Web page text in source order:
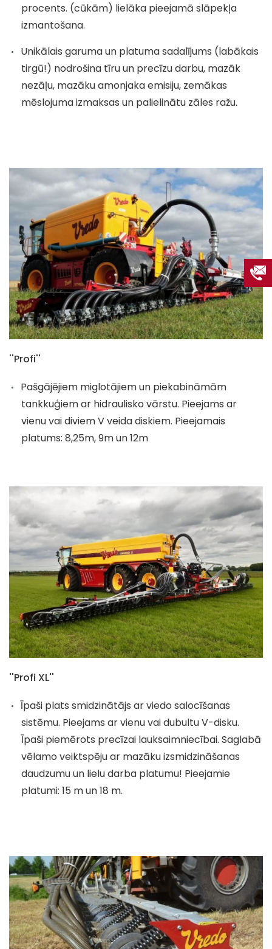
procents. (cūkām) lielāka pieejamā slāpekļa
izmantošana.
Unikālais garuma un platuma sadalījums (labākais
tirgū!) nodrošina tīru un precīzu darbu, mazāk
nezāļu, mazāku amonjaka emisiju, zemākas
mēslojuma izmaksas un palielinātu zāles ražu.
''Profi''
Pašgājējiem miglotājiem un piekabināmām
tankkuģiem ar hidraulisko vārstu. Pieejams ar
vienu vai diviem V veida diskiem. Pieejamais
platums: 8,25m, 9m un 12m
''Profi XL''
Īpaši plats smidzinātājs ar viedo salocīšanas
sistēmu. Pieejams ar vienu vai dubultu V-disku.
Īpaši piemērots precīzai lauksaimniecībai. Saglabā
vēlamo veiktspēju ar mazāku izsmidzināšanas
daudzumu un lielu darba platumu! Pieejamie
platumi: 15 m un 18 m.